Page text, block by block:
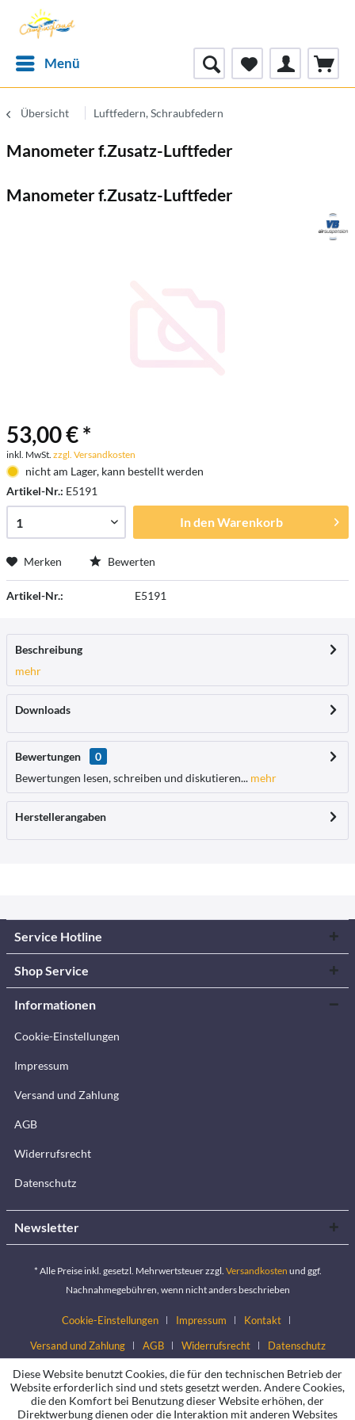
Menü
Übersicht Luftfedern, Schraubfedern
Manometer f.Zusatz-Luftfeder
Manometer f.Zusatz-Luftfeder
53,00 € *
inkl. MwSt. zzgl. Versandkosten
nicht am Lager, kann bestellt werden
Artikel-Nr.: E5191
In denWarenkorb
Merken Bewerten
Artikel-Nr.: E5191
Beschreibung
mehr
Downloads
Bewertungen
0
Bewertungen lesen, schreiben und diskutieren... mehr
Herstellerangaben
Service Hotline
Shop Service
Informationen
Cookie-Einstellungen
Impressum
Versand und Zahlung
AGB
Widerrufsrecht
Datenschutz
Newsletter
* Alle Preise inkl. gesetzl. Mehrwertsteuer zzgl. Versandkosten und ggf.
Nachnahmegebühren, wenn nicht anders beschrieben
Cookie-Einstellungen Impressum
Kontakt
Versand und Zahlung
AGB Widerrufsrecht Datenschutz
Diese Website benutzt Cookies, die für den technischen Betrieb der
Website erforderlich sind und stets gesetzt werden. Andere Cookies,
die den Komfort bei Benutzung dieser Website erhöhen, der
Direktwerbung dienen oder die Interaktion mit anderen Websites